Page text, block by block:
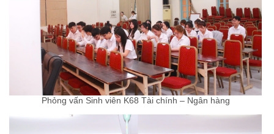
Phỏng vấn Sinh viên K68 Tài chính – Ngân hàng